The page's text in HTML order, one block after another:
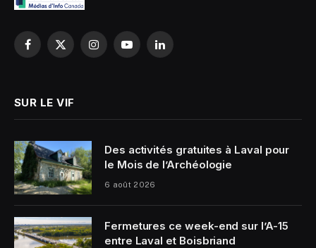
Facebook
X
InstagramYouTubeLinkedIn
SUR LE VIF
Des activités gratuites à Laval pour
le Mois de l’Archéologie
6 août 2026
Fermetures ce week-end sur l’A-15
entre Laval et Boisbriand